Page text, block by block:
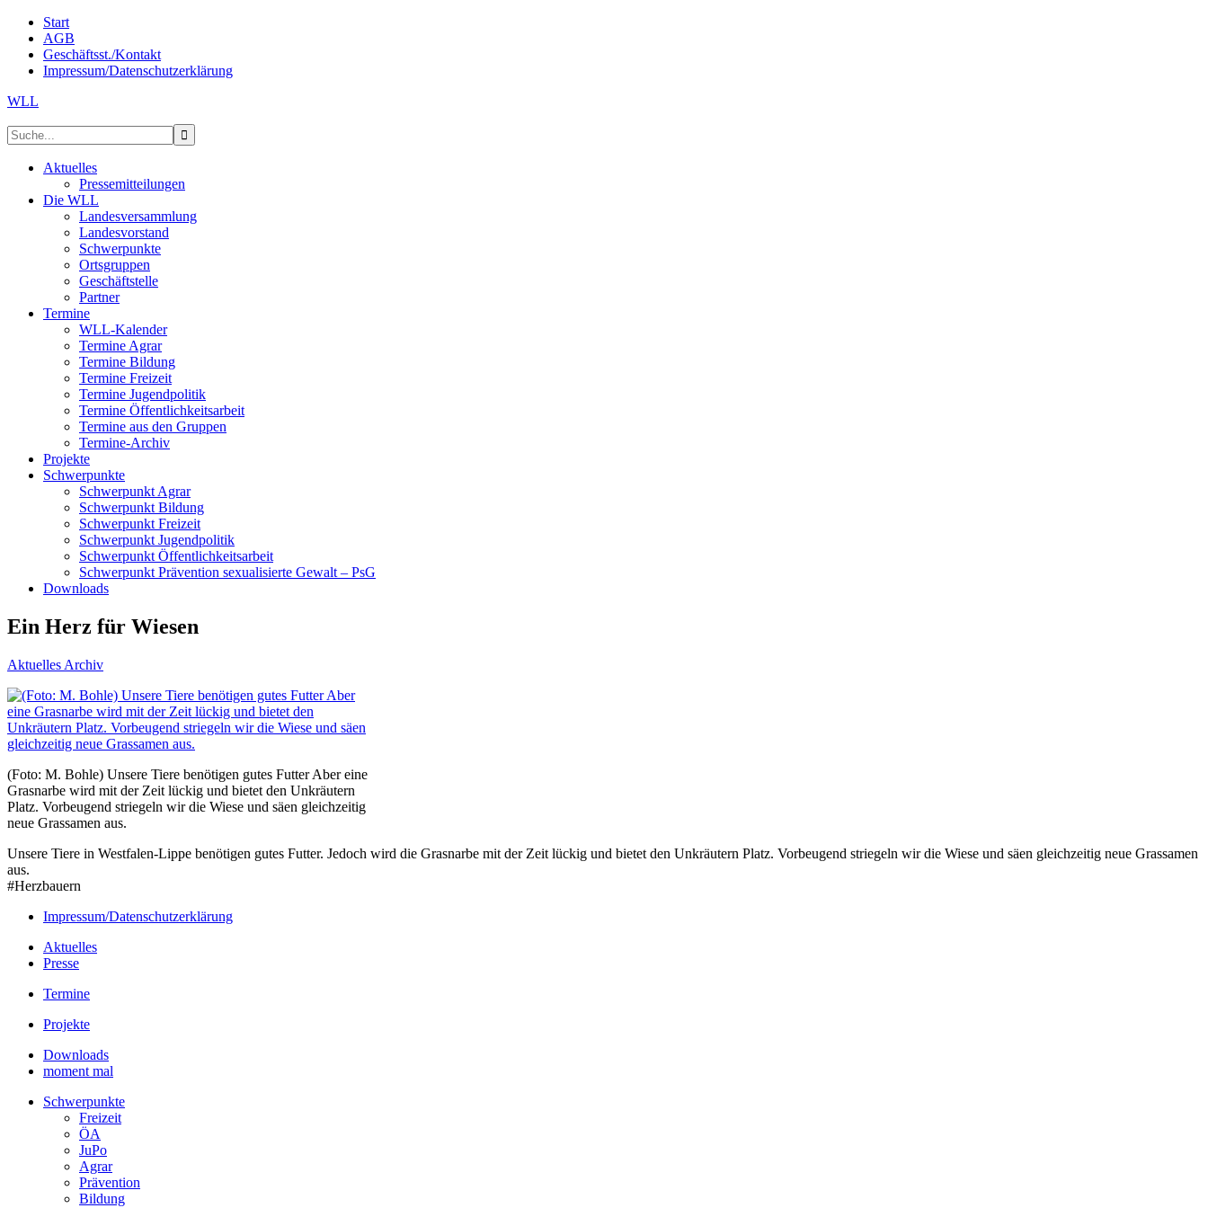
Start
AGB
Geschäftsst./Kontakt
Impressum/Datenschutzerklärung
WLL
Aktuelles
Pressemitteilungen
Die WLL
Landesversammlung
Landesvorstand
Schwerpunkte
Ortsgruppen
Geschäftstelle
Partner
Termine
WLL-Kalender
Termine Agrar
Termine Bildung
Termine Freizeit
Termine Jugendpolitik
Termine Öffentlichkeitsarbeit
Termine aus den Gruppen
Termine-Archiv
Projekte
Schwerpunkte
Schwerpunkt Agrar
Schwerpunkt Bildung
Schwerpunkt Freizeit
Schwerpunkt Jugendpolitik
Schwerpunkt Öffentlichkeitsarbeit
Schwerpunkt Prävention sexualisierte Gewalt – PsG
Downloads
Ein Herz für Wiesen
Aktuelles Archiv
(Foto: M. Bohle) Unsere Tiere benötigen gutes Futter Aber eine
Grasnarbe wird mit der Zeit lückig und bietet den Unkräutern
Platz. Vorbeugend striegeln wir die Wiese und säen gleichzeitig
neue Grassamen aus.
Unsere Tiere in Westfalen-Lippe benötigen gutes Futter. Jedoch wird die Grasnarbe mit der Zeit lückig und bietet den Unkräutern Platz. Vorbeugend striegeln wir die Wiese und säen gleichzeitig neue Grassamen
aus.
#Herzbauern
Impressum/Datenschutzerklärung
Aktuelles
Presse
Termine
Projekte
Downloads
moment mal
Schwerpunkte
Freizeit
ÖA
JuPo
Agrar
Prävention
Bildung